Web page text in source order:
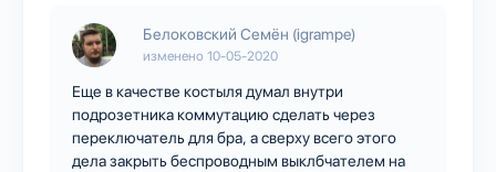
Белоковский Семён (igrampe)
изменено 10-05-2020
Еще в качестве костыля думал внутри
подрозетника коммутацию сделать через
переключатель для бра, а сверху всего этого
дела закрыть беспроводным выклбчателем на